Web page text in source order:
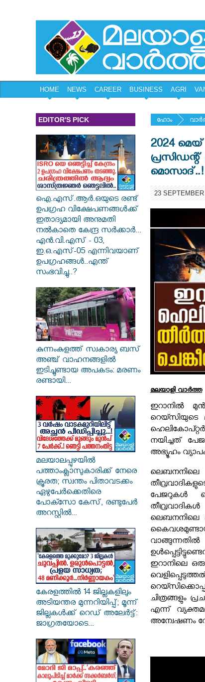
HOME NEWS CAREER BUSINESS AGRI
EDITOR'S PICK
ഐ.എസ്.ആർ.ഒയുടെ രണ്ട്
ഉപഗ്രഹ വിക്ഷേപണങ്ങൾക്ക്
ഇതാദ്യമായി അനുമതി
നൽകാതെ കേന്ദ്ര സർക്കാർ...
എൻ.വി.എസ് - 03,
ഇ.ഒ.എസ്-05 എന്നിവയാണ്
ഉപഗ്രഹങ്ങൾ..എന്ത്
സംഭവിച്ചു..?
കുന്നംകുളത്ത് സ്വകാര്യ ബസ്
അഞ്ച് വാഹനങ്ങളിൽ
ഇടിച്ചുണ്ടായ അപകടം: മരണം
രണ്ടായി...
മലയാലപ്പുഴയിൽ
പത്താംക്ലാസുകാരിക്ക് നേരെ
ക്രൂരത; സ്വന്തം പിതാവടക്കം
ഏഴുപേർക്കെതിരെ
പോക്സോ കേസ്, രണ്ടുപേർ
അറസ്റ്റിൽ...
കേരളത്തിൽ 14 ജില്ലകളിലും
അടിയന്തര മുന്നറിയിപ്പ്; മൂന്ന്
ജില്ലകൾക്ക് റെഡ് അലേർട്ട്:
ജാഗ്രതയോടെ...
ഹോം
2024
മൊസാദ്..!
23
മലയാളി വാര്‍ത്ത
ഇറാനിൽ
റെയ്സിയുടെ
നയിച്ചത്
അഭ്യൂഹം
പേജറുകൾ
ലെബനനിലെ
ഇറാനിലെ
ചിത്രങ്ങളും
എന്ന്
അന്വേഷണം